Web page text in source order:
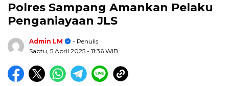
Polres Sampang Amankan Pelaku
Penganiayaan JLS
Admin LM
- Penulis
Sabtu, 5 April 2025 - 11:36 WIB